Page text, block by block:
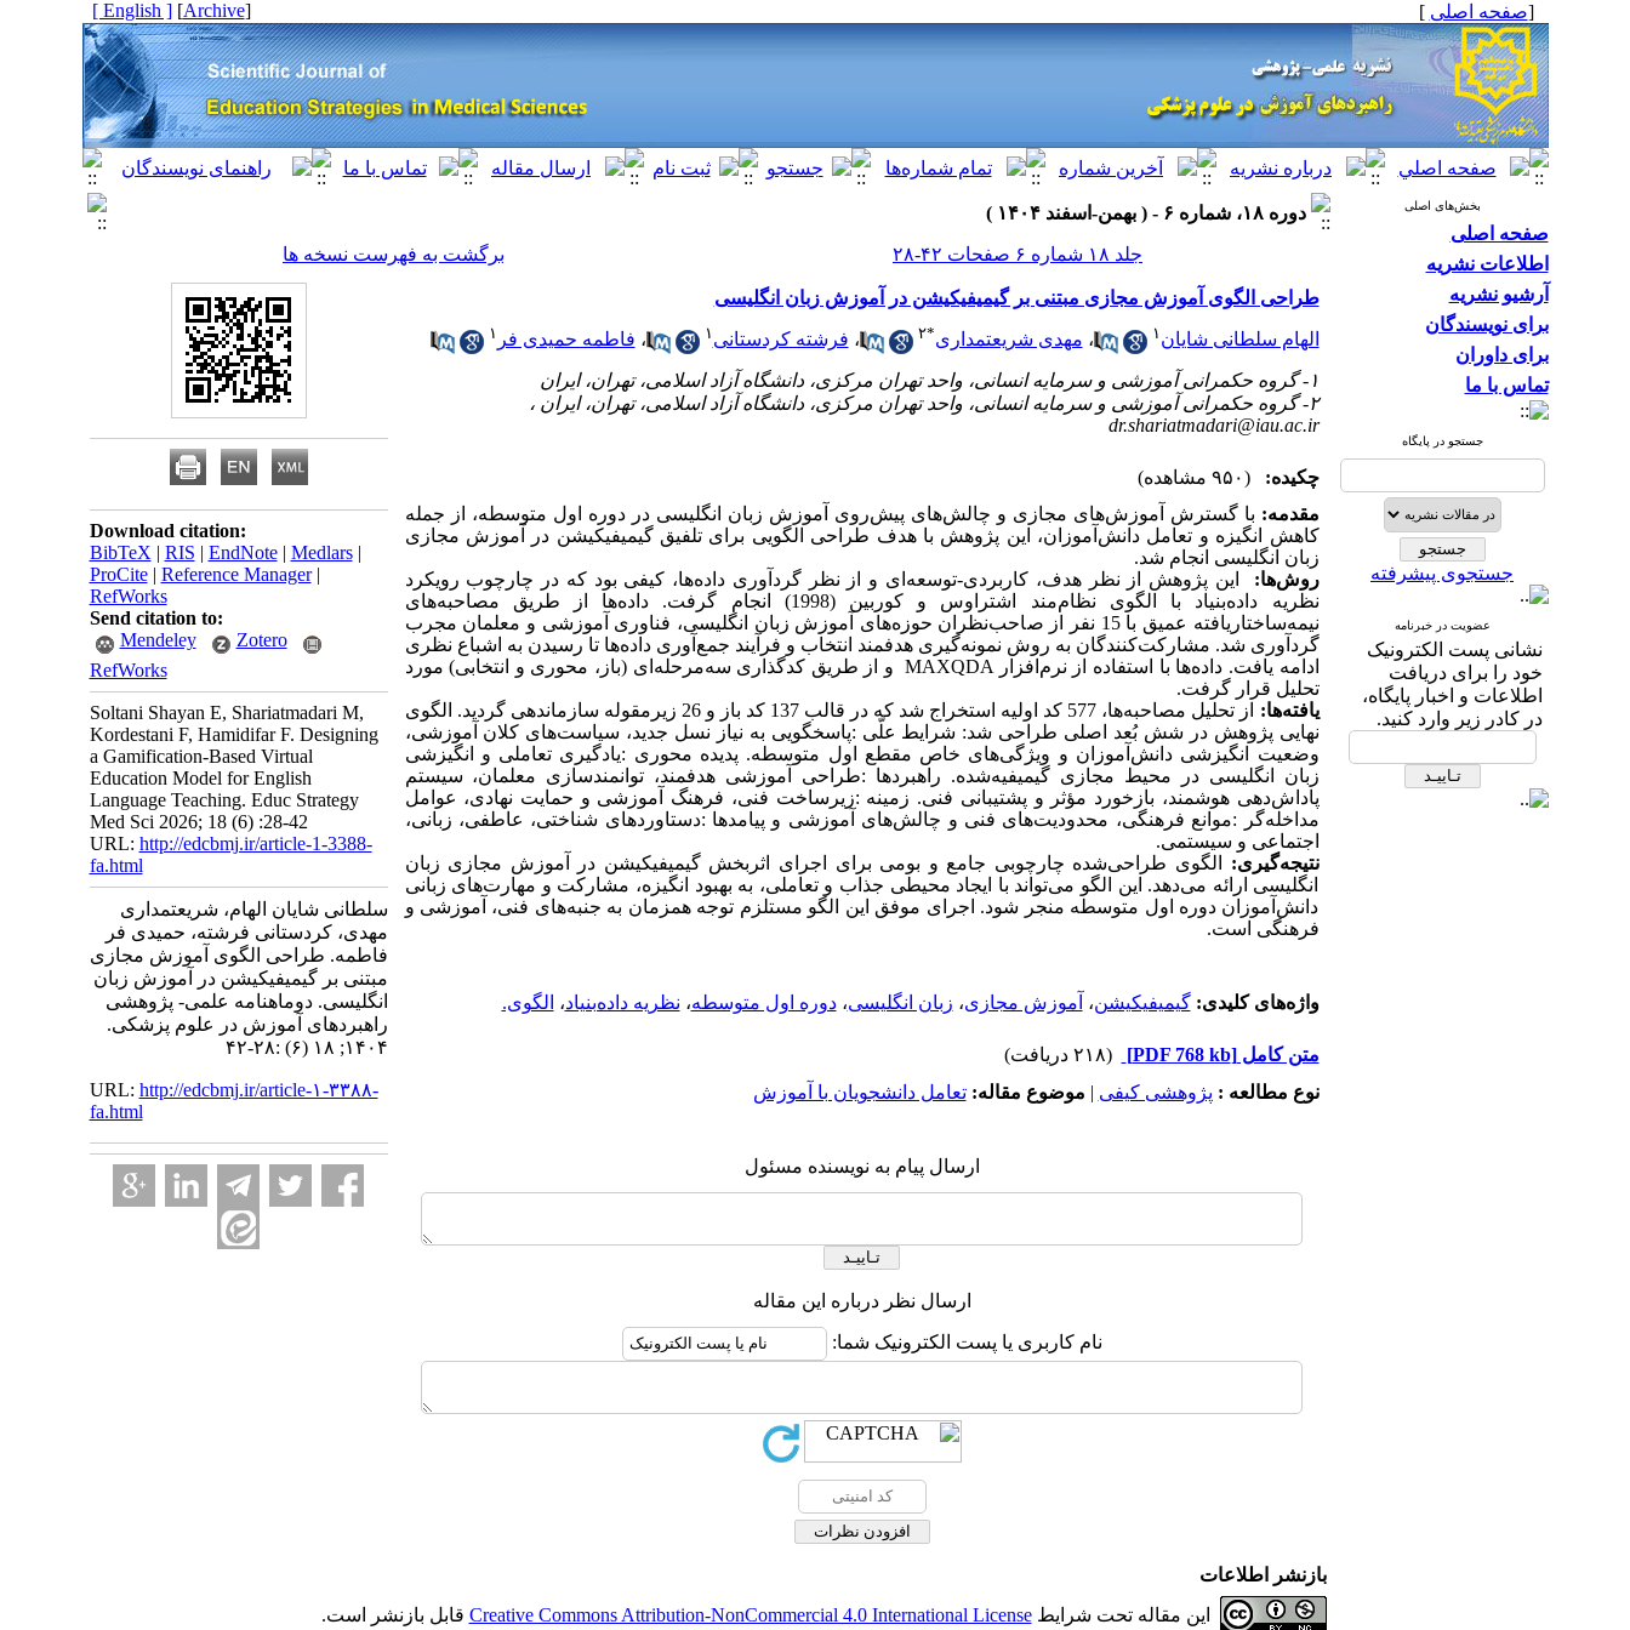
[صفحه اصلی ]
[
Archive
]
[ English ]
بخش‌های اصلی
صفحه اصلی
اطلاعات نشریه
آرشیو نشریه
برای نویسندگان
برای داوران
تماس با ما
جستجو در پایگاه
جستجوی پیشرفته
عضویت در خبرنامه
نشانی پست الکترونیک
خود را برای دریافت
اطلاعات و اخبار پایگاه،
در کادر زیر وارد کنید.
دوره ۱۸، شماره ۶ - ( بهمن-اسفند ۱۴۰۴ )
جلد ۱۸ شماره ۶ صفحات ۴۲-۲۸
برگشت به فهرست نسخه ها
طراحی الگوی آموزش مجازی مبتنی بر گیمیفیکیشن در آموزش زبان انگلیسی
الهام سلطانی شایان ۱ ، مهدی شریعتمداری*۲ ، فرشته کردستانی ۱ ، فاطمه حمیدی فر ۱
۱- گروه حکمرانی آموزشی و سرمایه انسانی، واحد تهران مرکزی، دانشگاه آزاد اسلامی، تهران، ایران
۲- گروه حکمرانی آموزشی و سرمایه انسانی، واحد تهران مرکزی، دانشگاه آزاد اسلامی، تهران، ایران ،
dr.shariatmadari@iau.ac.ir
چکیده:
(۹۵۰ مشاهده)
مقدمه: با گسترش آموزش‌های مجازی و چالش‌های پیش‌روی آموزش زبان انگلیسی در دوره اول متوسطه، از جمله
کاهش انگیزه و تعامل دانش‌آموزان، این پژوهش با هدف طراحی الگویی برای تلفیق گیمیفیکیشن در آموزش مجازی
زبان انگلیسی انجام شد.
روش‌ها:
این پژوهش از نظر هدف، کاربردی-توسعه‌ای و از نظر گردآوری داده‌ها، کیفی بود که در چارچوب رویکرد
نظریه داده‌بنیاد با الگوی نظام‌مند اشتراوس و کوربین (1998) انجام گرفت. داده‌ها از طریق مصاحبه‌های
نیمه‌ساختاریافته عمیق با 15 نفر از صاحب‌نظران حوزه‌های آموزش زبان انگلیسی، فناوری آموزشی و معلمان مجرب
گردآوری شد. مشارکت‌کنندگان به روش نمونه‌گیری هدفمند انتخاب و فرآیند جمع‌آوری داده‌ها تا رسیدن به اشباع نظری
ادامه یافت. داده‌ها با استفاده از نرم‌افزار
MAXQDA و از طریق کدگذاری سه‌مرحله‌ای (باز، محوری و انتخابی) مورد
تحلیل قرار گرفت.
یافته‌ها:
از تحلیل مصاحبه‌ها، 577 کد اولیه استخراج شد که در قالب 137 کد باز و 26 زیرمقوله سازماندهی گردید. الگوی
نهایی پژوهش در شش بُعد اصلی طراحی شد: شرایط علّی :پاسخگویی به نیاز نسل جدید، سیاست‌های کلان آموزشی،
وضعیت انگیزشی دانش‌آموزان و ویژگی‌های خاص مقطع اول متوسطه. پدیده محوری :یادگیری تعاملی و انگیزشی
زبان انگلیسی در محیط مجازی گیمیفیه‌شده. راهبردها :طراحی آموزشی هدفمند، توانمندسازی معلمان، سیستم
پاداش‌دهی هوشمند، بازخورد مؤثر و پشتیبانی فنی. زمینه :زیرساخت فنی، فرهنگ آموزشی و حمایت نهادی، عوامل
مداخله‌گر
:موانع فرهنگی، محدودیت‌های فنی و چالش‌های آموزشی و پیامدها :دستاوردهای شناختی، عاطفی، زبانی،
اجتماعی و سیستمی.
نتیجه‌گیری:
الگوی طراحی‌شده چارچوبی جامع و بومی برای اجرای اثربخش گیمیفیکیشن در آموزش مجازی زبان
انگلیسی ارائه می‌دهد. این الگو می‌تواند با ایجاد محیطی جذاب و تعاملی، به بهبود انگیزه، مشارکت و مهارت‌های زبانی
دانش‌آموزان دوره اول متوسطه منجر شود. اجرای موفق این الگو مستلزم توجه همزمان به جنبه‌های فنی، آموزشی و
فرهنگی است.
واژه‌های کلیدی:گیمیفیکیشن، آموزش مجازی، زبان انگلیسی،دوره اول متوسطه، نظریه داده‌بنیاد، الگوی.
متن کامل[PDF 768 kb]
(۲۱۸ دریافت)
نوع مطالعه : پژوهشی کيفی | موضوع مقاله:تعامل دانشجویان با آموزش
ارسال پیام به نویسنده مسئول
ارسال نظر درباره این مقاله
نام کاربری یا پست الکترونیک شما:
Download citation:
BibTeX | RIS | EndNote| Medlars|
ProCite| Reference Manager|
RefWorks
Send citation to:
Mendeley
Zotero
RefWorks
Soltani Shayan E, Shariatmadari M,
Kordestani F, Hamidifar F. Designing
a Gamification-Based Virtual
Education Model for English
Language Teaching. Educ Strategy
Med Sci 2026; 18 (6) :28-42
URL: http://edcbmj.ir/article-1-3388-
fa.html
سلطانی شایان الهام، شریعتمداری
مهدی، کردستانی فرشته، حمیدی فر
فاطمه. طراحی الگوی آموزش مجازی
مبتنی بر گیمیفیکیشن در آموزش زبان
انگلیسی. دوماهنامه علمی- پژوهشی
راهبردهای آموزش در علوم پزشکی.
۱۴۰۴; ۱۸ (۶) :۲۸-۴۲
URL: http://edcbmj.ir/article-۱-۳۳۸۸-
fa.html
بازنشر اطلاعات
این مقاله تحت شرایطCreative Commons Attribution-NonCommercial 4.0 International License قابل بازنشر است.